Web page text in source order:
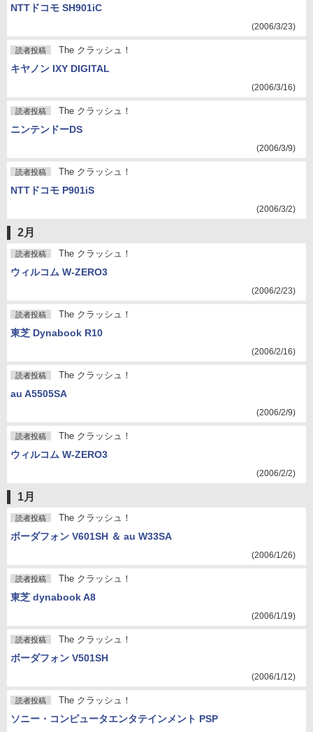
NTTドコモ SH901iC
(2006/3/23)
読者投稿 The クラッシュ！
キヤノン IXY DIGITAL
(2006/3/16)
読者投稿 The クラッシュ！
ニンテンドーDS
(2006/3/9)
読者投稿 The クラッシュ！
NTTドコモ P901iS
(2006/3/2)
2月
読者投稿 The クラッシュ！
ウィルコム W-ZERO3
(2006/2/23)
読者投稿 The クラッシュ！
東芝 Dynabook R10
(2006/2/16)
読者投稿 The クラッシュ！
au A5505SA
(2006/2/9)
読者投稿 The クラッシュ！
ウィルコム W-ZERO3
(2006/2/2)
1月
読者投稿 The クラッシュ！
ボーダフォン V601SH ＆ au W33SA
(2006/1/26)
読者投稿 The クラッシュ！
東芝 dynabook A8
(2006/1/19)
読者投稿 The クラッシュ！
ボーダフォン V501SH
(2006/1/12)
読者投稿 The クラッシュ！
ソニー・コンピュータエンタテインメント PSP